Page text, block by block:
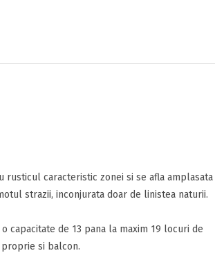
caracteristic zonei si se afla amplasata
strazii, inconjurata doar de linistea naturii.
de 13 pana la maxim 19 locuri de
si balcon.